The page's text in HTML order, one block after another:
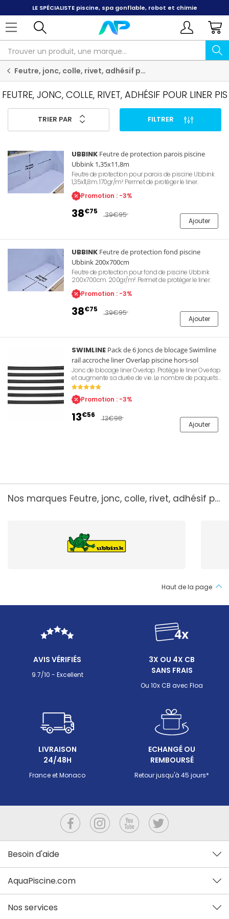
Feutre, jonc, colle, rivet, adhésif pour liner pis
FEUTRE, JONC, COLLE, RIVET, ADHÉSIF POUR LINER PIS
TRIER PAR FILTRER
UBBINK Feutre de protection parois piscine
Ubbink 1,35x11,8m
Feutre de protection pour parois de piscine Ubbink
1,35x11,8m. 170gr/m². Permet de protéger le liner.
Promotion : -3%
38€75 39€95
Ajouter
UBBINK Feutre de protection fond piscine
Ubbink 200x700cm
Feutre de protection pour fond de piscine Ubbink
200x700cm. 200gr/m². Permet de protéger le liner.
Promotion : -3%
38€75 39€95
Ajouter
SWIMLINE Pack de 6 Joncs de blocage Swimline
rail accroche liner Overlap piscine hors-sol
Jonc de blocage liner Overlap. Protège le liner Overlap
et augmente sa durée de vie. Le nombre de paquets
est à prévoir en fonction de la taille de votre piscine.
Promotion : -3%
13€56 13€98
Ajouter
Nos marques Feutre, jonc, colle, rivet, adhésif pour liner pis
Haut de la page
AVIS VÉRIFIÉS
9.7/10 - Excellent
3X OU 4X CB
SANS FRAIS
Ou 10x CB avec Floa
LIVRAISON
24/48H
France et Monaco
ECHANGÉ OU
REMBOURSÉ
Retour jusqu'à 45 jours*
Besoin d'aide
AquaPiscine.com
Nos services